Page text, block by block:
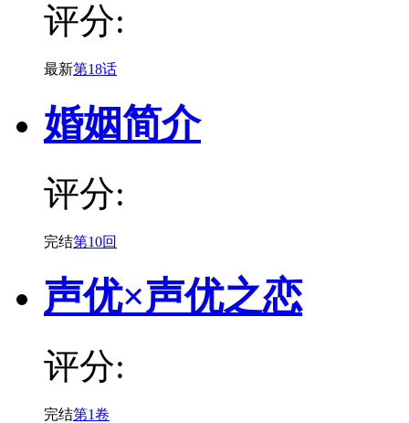
评分:
最新第18话
婚姻简介
评分:
完结第10回
声优×声优之恋
评分:
完结第1卷